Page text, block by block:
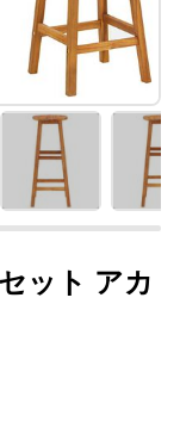
ット アカ